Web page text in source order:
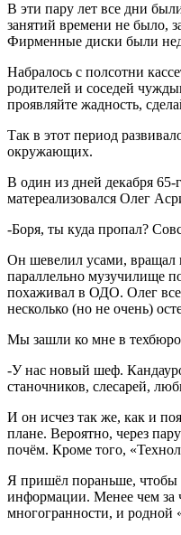
В эти пару лет все дни
занятий времени не было,
Фирменные диски были
Набралось с полсотни
родителей и соседей
проявляйте жадность,
Так в этот период
окружающих.
В один из дней декабря 65-
матереализовался Олег
-Боря, ты куда пропал?
Он шевелил усами, вращал
параллельно музучилище
похаживал в ОДО. Олег
несколько (но не очень)
Мы зашли ко мне в техбюро
-У нас новый шеф.
станочников, слесарей,
И он исчез так же, как и
плане. Вероятно, через
почём. Кроме того,
Я пришёл пораньше, чтобы
информации. Менее чем за
многогранности, и родной